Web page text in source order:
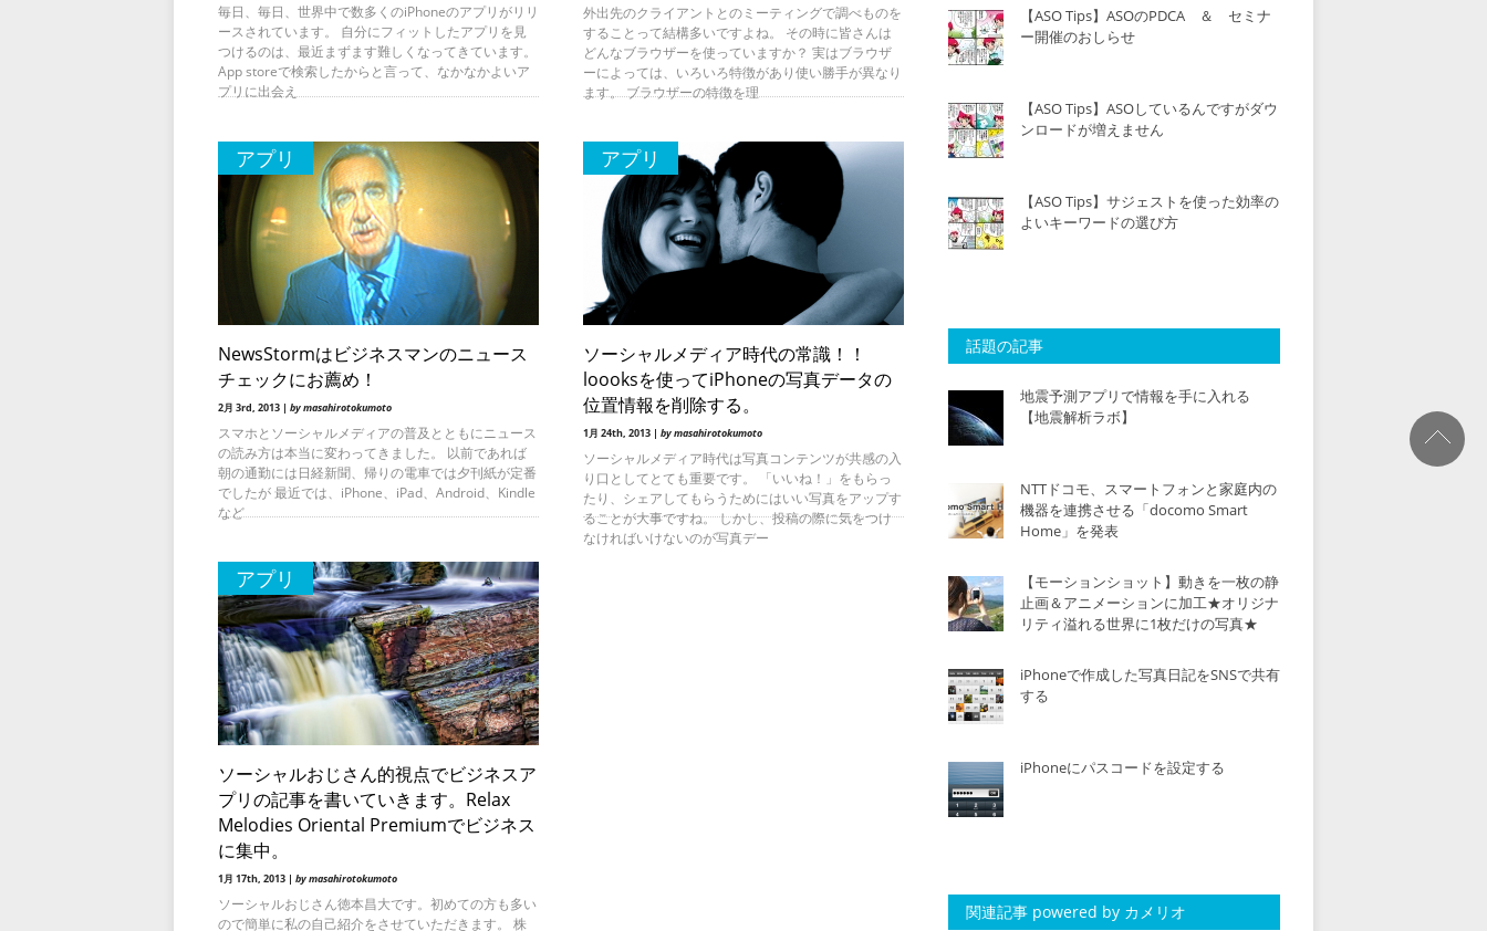
毎日、毎日、世界中で数多くのiPhoneのアプリがリリ
ースされています。 自分にフィットしたアプリを見
つけるのは、最近まずます難しくなってきています。
App storeで検索したからと言って、なかなかよいア
プリに出会え
外出先のクライアントとのミーティングで調べものを
することって結構多いですよね。 その時に皆さんは
どんなブラウザーを使っていますか？ 実はブラウザ
ーによっては、いろいろ特徴があり使い勝手が異なり
ます。 ブラウザーの特徴を理
アプリ
NewsStormはビジネスマンのニュース
チェックにお薦め！
2月 3rd, 2013 | by masahirotokumoto
スマホとソーシャルメディアの普及とともにニュース
の読み方は本当に変わってきました。 以前であれば
朝の通勤には日経新聞、帰りの電車では夕刊紙が定番
でしたが 最近では、iPhone、iPad、Android、Kindle
など
アプリ
ソーシャルメディア時代の常識！！
loooksを使ってiPhoneの写真データの
位置情報を削除する。
1月 24th, 2013 | by masahirotokumoto
ソーシャルメディア時代は写真コンテンツが共感の入
り口としてとても重要です。 「いいね！」をもらっ
たり、シェアしてもらうためにはいい写真をアップす
ることが大事ですね。 しかし、投稿の際に気をつけ
なければいけないのが写真デー
アプリ
ソーシャルおじさん的視点でビジネスア
プリの記事を書いていきます。Relax
Melodies Oriental Premiumでビジネス
に集中。
1月 17th, 2013 | by masahirotokumoto
ソーシャルおじさん徳本昌大です。初めての方も多い
ので簡単に私の自己紹介をさせていただきます。 株
【ASO Tips】ASOのPDCA ＆ セミナ
ー開催のおしらせ
【ASO Tips】ASOしているんですがダウ
ンロードが増えません
【ASO Tips】サジェストを使った効率の
よいキーワードの選び方
話題の記事
地震予測アプリで情報を手に入れる
【地震解析ラボ】
NTTドコモ、スマートフォンと家庭内の
機器を連携させる「docomo Smart
Home」を発表
【モーションショット】動きを一枚の静
止画＆アニメーションに加工★オリジナ
リティ溢れる世界に1枚だけの写真★
iPhoneで作成した写真日記をSNSで共有
する
iPhoneにパスコードを設定する
関連記事 powered by カメリオ